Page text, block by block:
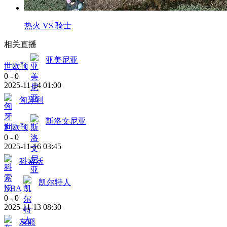
热火 VS 骑士
相关直播
世欧预
亚美尼亚
0 - 0
2025-11-14 01:00
匈牙利
世欧预
斯洛文尼亚
0 - 0
2025-11-16 03:45
科索沃
NBA
凯尔特人
0 - 0
2025-11-13 08:30
灰熊